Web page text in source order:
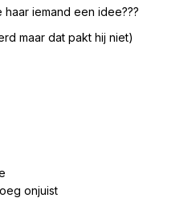
iemand een idee???
maar dat pakt hij niet)
onjuist